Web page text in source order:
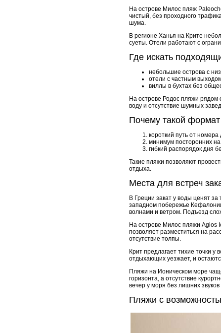
На острове Милос пляж
чистый, без проходного
шума.
В регионе Ханья на Крите
суеты. Отели работают с
Где искать
небольшие острова с
отели с частным
виллы в бухтах без
На острове Родос пляжи рядом
воду и отсутствие шумных
Почему такой
короткий путь от
минимум посторонних на
гибкий распорядок дня
Такие пляжи позволяют
отдыха.
Места для встреч
В Греции закат у воды ценят
западном побережье
волнами и ветром. Подъезд
На острове Милос пляжи Agios
позволяет разместиться на
отсутствие толпы.
Крит предлагает тихие точки
отдыхающих уезжает, и
Пляжи на Ионическом море
горизонта, а отсутствие
вечер у моря без лишних звуков
Пляжи с